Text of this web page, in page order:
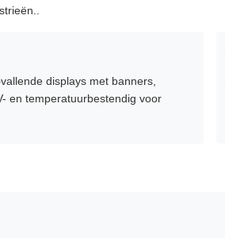
displays met banners,
en temperatuurbestendig voor